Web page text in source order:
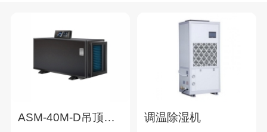
ASM-40M-D吊顶管道调温降温除湿机 调温除湿机